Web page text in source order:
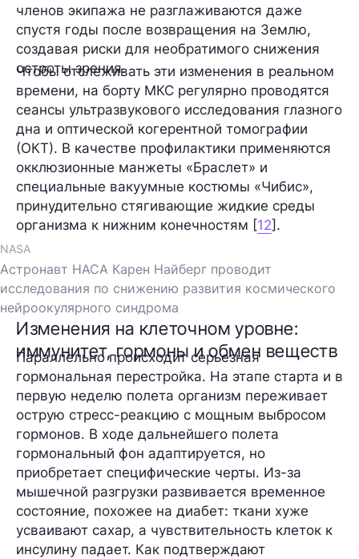
членов экипажа не разглаживаются даже
спустя годы после возвращения на Землю,
создавая риски для необратимого снижения
остроты зрения.
Чтобы отслеживать эти изменения в реальном
времени, на борту МКС регулярно проводятся
сеансы ультразвукового исследования глазного
дна и оптической когерентной томографии
(ОКТ). В качестве профилактики применяются
окклюзионные манжеты «Браслет» и
специальные вакуумные костюмы «Чибис»,
принудительно стягивающие жидкие среды
организма к нижним конечностям [12].
NASA
Астронавт НАСА Карен Найберг проводит
исследования по снижению развития космического
нейроокулярного синдрома
Изменения на клеточном уровне:
иммунитет, гормоны и обмен веществ
Параллельно происходит серьезная
гормональная перестройка. На этапе старта и в
первую неделю полета организм переживает
острую стресс-реакцию с мощным выбросом
гормонов. В ходе дальнейшего полета
гормональный фон адаптируется, но
приобретает специфические черты. Из-за
мышечной разгрузки развивается временное
состояние, похожее на диабет: ткани хуже
усваивают сахар, а чувствительность клеток к
инсулину падает. Как подтверждают